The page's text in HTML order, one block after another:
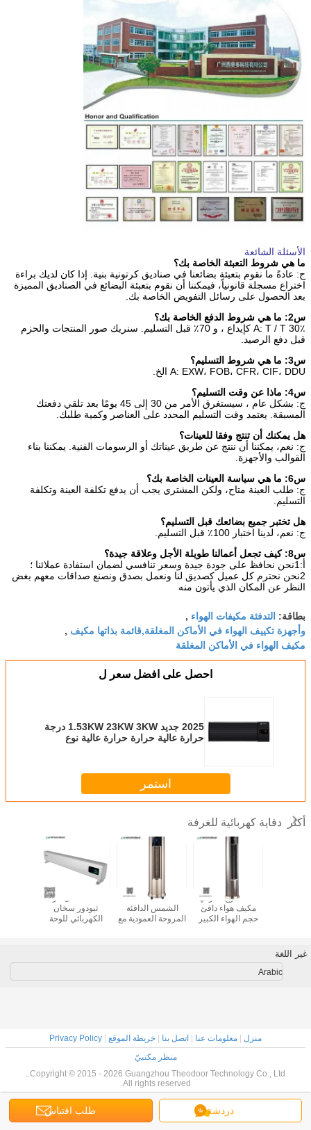
الأسئلة الشائعة
ما هي شروط التعبئة الخاصة بك؟
ج: عادةً ما نقوم بتعبئة بضائعنا في صناديق كرتونية بنية. إذا كان لديك براءة
اختراع مسجلة قانونياً، فيمكننا أن نقوم بتعبئة البضائع في الصناديق المميزة
بعد الحصول على رسائل التفويض الخاصة بك.
س2: ما هي شروط الدفع الخاصة بك؟
A: T / T 30٪ كإيداع ، و 70٪ قبل التسليم. سنريك صور المنتجات والحزم
قبل دفع الرصيد.
س3: ما هي شروط التسليم؟
A: EXW، FOB، CFR، CIF، DDU الخ.
س4: ماذا عن وقت التسليم؟
ج: بشكل عام ، سيستغرق الأمر من 30 إلى 45 يومًا بعد تلقي دفعتك
المسبقة. يعتمد وقت التسليم المحدد على العناصر وكمية طلبك.
هل يمكنك أن تنتج وفقا للعينات؟
ج: نعم، يمكننا أن ننتج عن طريق عيناتك أو الرسومات الفنية. يمكننا بناء
القوالب والأجهزة.
س6: ما هي سياسة العينات الخاصة بك؟
ج: طلب العينة متاح، ولكن المشتري يجب أن يدفع تكلفة العينة وتكلفة
التسليم.
هل تختبر جميع بضائعك قبل التسليم؟
ج: نعم، لدينا اختبار 100٪ قبل التسليم.
س8: كيف تجعل أعمالنا طويلة الأجل وعلاقة جيدة؟
أ:1نحن نحافظ على جودة جيدة وسعر تنافسي لضمان استفادة عملائنا ؛
2نحن نحترم كل عميل كصديق لنا ونعمل بصدق ونصنع صداقات معهم بغض
النظر عن المكان الذي يأتون منه
بطاقة: التدفئة مكيفات الهواء ,
وأجهزة تكييف الهواء في الأماكن المغلقة,قائمة بذاتها مكيف ,
مكيف الهواء في الأماكن المغلقة
احصل على افضل سعر ل
2025 جديد 1.53KW 23KW 3KW درجة
حرارة عالية حرارة حرارة عالية نوع
استمر
أكثر دفاية كهربائية للغرفة
2025 سخان غرفة
ثيودور سخان
الكهربائي للوحة
2025 سلسلة
الشمس الدافئة
المروحة العمودية مع
2025 نوع عمودي
مكيف هواء دافئ
حجم الهواء الكبير
دردشة طلب اقتباس
غير اللغة
Arabic
منزل معلومات عنا اتصل بنا خريطة الموقع
Privacy Policy
منظر مكتبيّ
Copyright © 2015 - 2026 Guangzhou Theodoor Technology Co., Ltd..
All rights reserved.